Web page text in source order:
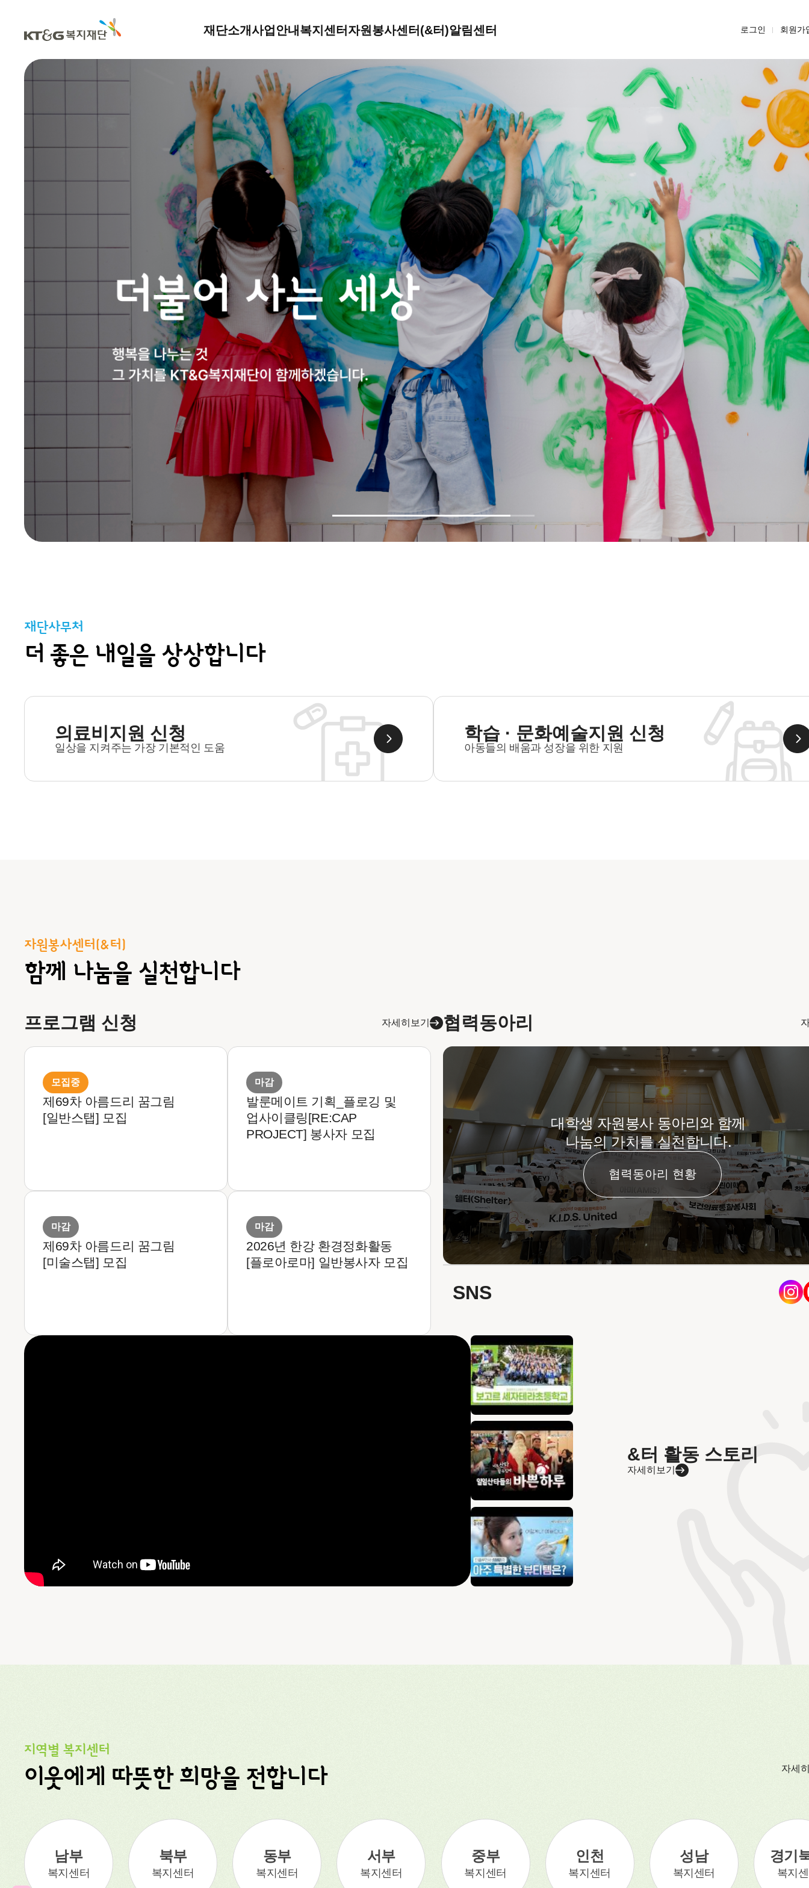
재단소개사업안내 복지센터 자원봉사센터(&터)알림센터 로그인 회원가
재단사무처
더 좋은 내일을 상상합니다
의료비지원 신청
일상을 지켜주는 가장 기본적인 도움
학습 · 문화예술지원 신청
아동들의 배움과 성장을 위한 지원
자원봉사센터(&터)
함께 나눔을 실천합니다
프로그램 신청 자세히보기
모집중
제69차 아름드리 꿈그림
[일반스탭] 모집
마감
발룬메이트 기획_ 플로깅 및
업사이클링[RE:CAP
PROJECT] 봉사자 모집
마감
제69차 아름드리 꿈그림
[미술스탭] 모집
마감
2026년 한강 환경정화활동
[플로아로마] 일반봉사자 모집
협력동아리
대학생 자원봉사 동아리와 함께
나눔의 가치를 실천합니다.
협력동아리 현황
SNS
&터 활동 스토리
자세히보기
지역별 복지센터
이웃에게 따뜻한 희망을 전합니다 자세
남부
복지센터
북부
복지센터
동부
복지센터
서부
복지센터
중부
복지센터
인천
복지센터
성남
복지센터
경기
복지